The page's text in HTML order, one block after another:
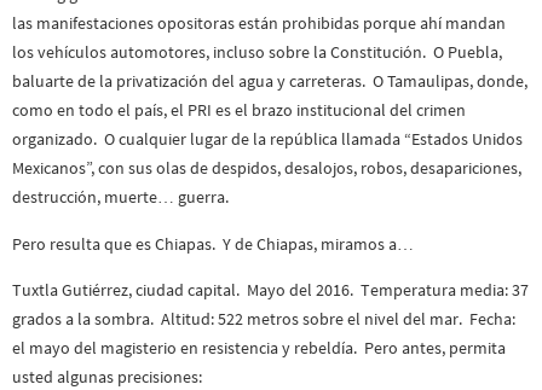
las manifestaciones opositoras están prohibidas porque ahí mandan
los vehículos automotores, incluso sobre la Constitución. O Puebla,
baluarte de la privatización del agua y carreteras. O Tamaulipas, donde,
como en todo el país, el PRI es el brazo institucional del crimen
organizado. O cualquier lugar de la república llamada “Estados Unidos
Mexicanos”, con sus olas de despidos, desalojos, robos, desapariciones,
destrucción, muerte… guerra.
Pero resulta que es Chiapas. Y de Chiapas, miramos a…
Tuxtla Gutiérrez, ciudad capital. Mayo del 2016. Temperatura media: 37
grados a la sombra. Altitud: 522 metros sobre el nivel del mar. Fecha:
el mayo del magisterio en resistencia y rebeldía. Pero antes, permita
usted algunas precisiones: